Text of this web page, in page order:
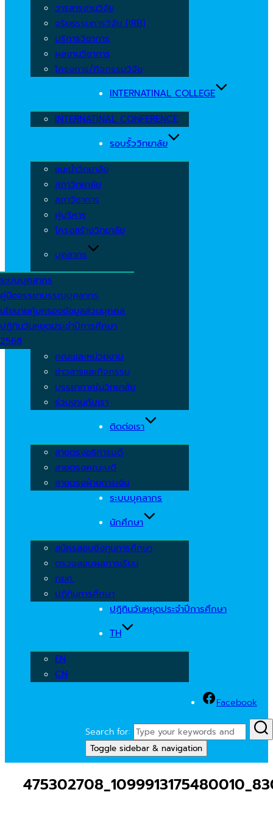
วารสารงานวิจัย
จริยธรรมการวิจัย (IRB)
บริการวิชาการ
ผลงานวิชาการ
โครงการ/กิจกรรมวิจัย
INTERNATINAL COLLEGE
INTERNATINAL CONFERENCE
รอบรั้ววิทยาลัย
แนะนำวิทยาลัย
สภาวิทยาลัย
สภาวิชาการ
ผู้บริหาร
โครงสร้างวิทยาลัย
บุคลากร
ระบบบุคลากร
คู่มือจรรยาบรรณบุคลากร
นโยบายคุ้มครองข้อมูลส่วนบุคคล
ปฏิทินวันหยุดประจำปีการศึกษา
2568
คณะและหน่วยงาน
ข่าวสารและกิจกรรม
บรรยากาศในวิทยาลัย
ร่วมงานกับเรา
ติดต่อเรา
สายตรงอธิการบดี
สายตรงคณะบดี
สายตรงฝ่ายการเงิน
ระบบบุคลากร
นักศึกษา
สมัครสอบชิงทุนการศึกษา
ตรวจสอบผลการเรียน
กยศ.
ปฏิทินการศึกษา
ปฏิทินวันหยุดประจำปีการศึกษา
TH
EN
CN
Facebook
Search for:
Toggle sidebar & navigation